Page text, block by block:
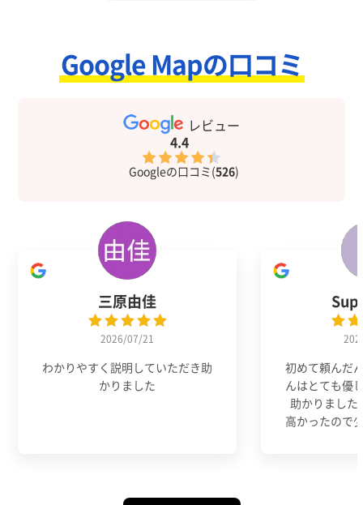
Google Mapの口コミ
レビュー
4.4
Googleの口コミ(526)
三原由佳
2026/07/21
わかりやすく説明していただき助
かりました
初めて頼んだ
んはとても優
助かりました
高かったので